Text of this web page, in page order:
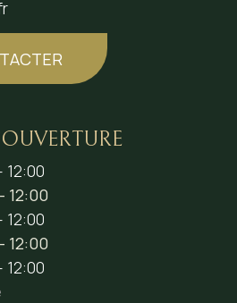
12:00
12:00
12:00
12:00
12:00